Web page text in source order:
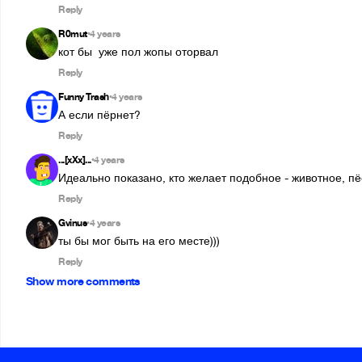
Reply
R0mut•4 years
кот бы  уже пол жопы оторвал
Reply
Funny Trash•4 years
А если пёрнет?
Reply
...[xXx]...•4 years
Идеально показано, кто желает подобное - животное,
Reply
Gvinus•4 years
ты бы мог быть на его месте)))
Reply
Show more comments